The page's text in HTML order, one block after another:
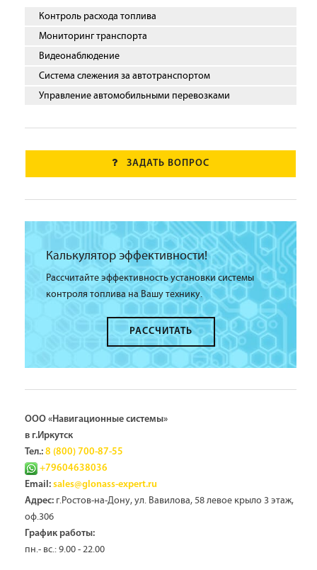
Контроль расхода топлива
Мониторинг транспорта
Видеонаблюдение
Система слежения за автотранспортом
Управление автомобильными перевозками
ЗАДАТЬ ВОПРОС
Калькулятор эффективности!
Рассчитайте эффективность установки системы
контроля топлива на Вашу технику.
РАССЧИТАТЬ
ООО «Навигационные системы»
в г.Иркутск
Тел.: 8 (800) 700-87-55
+79604638036
Email: sales@glonass-expert.ru
Адрес: г.Ростов-на-Дону, ул. Вавилова, 58 левое крыло 3 этаж,
оф.306
График работы:
пн.- вс.: 9.00 - 22.00